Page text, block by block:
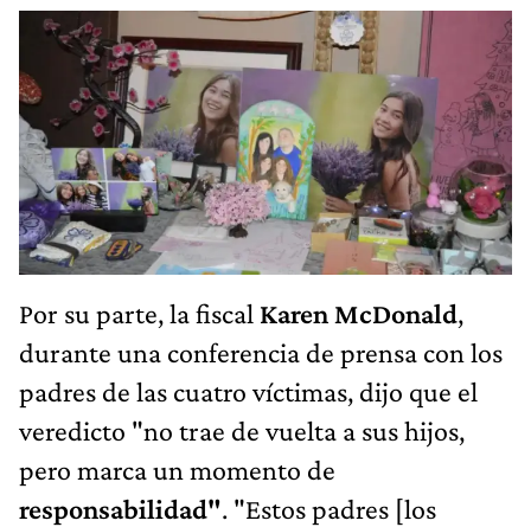
Por su parte, la fiscal Karen McDonald,
durante una conferencia de prensa con los
padres de las cuatro víctimas, dijo que el
veredicto "no trae de vuelta a sus hijos,
pero marca un momento de
responsabilidad". "Estos padres [los